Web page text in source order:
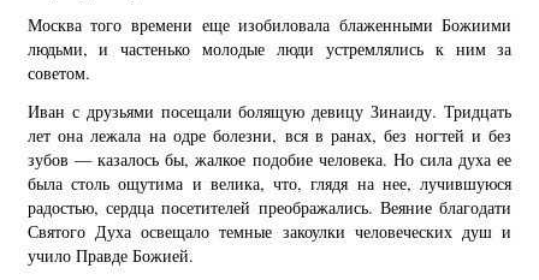
Москва того времени еще изобиловала блаженными Божиими
людьми, и частенько молодые люди устремлялись к ним за
советом.
Иван с друзьями посещали болящую девицу Зинаиду. Тридцать
лет она лежала на одре болезни, вся в ранах, без ногтей и без
зубов — казалось бы, жалкое подобие человека. Но сила духа ее
была столь ощутима и велика, что, глядя на нее, лучившуюся
радостью, сердца посетителей преображались. Веяние благодати
Святого Духа освещало темные закоулки человеческих душ и
учило Правде Божией.